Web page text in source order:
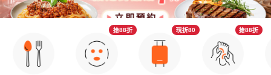
搶88折 現折80 搶88折